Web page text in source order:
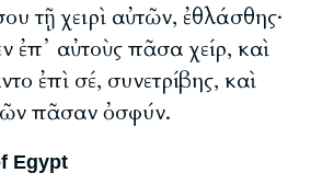
τῇ χειρὶ αὐτῶν, ἐθλάσθης·
ἐπ᾽ αὐτοὺς πᾶσα χείρ, καὶ
ἐπὶ σέ, συνετρίβης, καὶ
πᾶσαν ὀσφύν.
Egypt